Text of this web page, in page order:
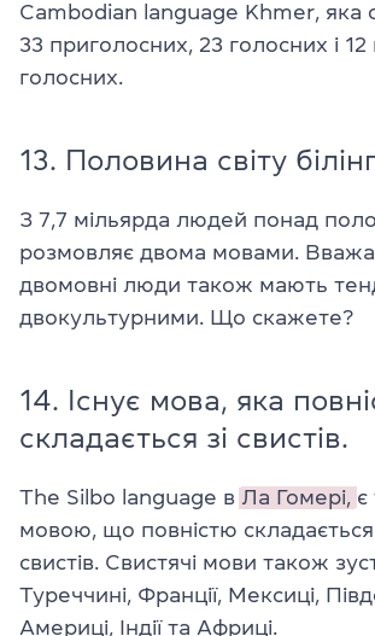
Cambodian language Khmer, яка
33 приголосних, 23 голосних і
голосних.
13. Половина світу
З 7,7 мільярда людей понад
розмовляє двома мовами.
двомовні люди також мають
двокультурними. Що скажете?
14. Існує мова, яка
складається зі свистів.
The Silbo language в Ла Гомері, є
мовою, що повністю
свистів. Свистячі мови також
Туреччині, Франції, Мексиці,
Америці, Індії та Африці.